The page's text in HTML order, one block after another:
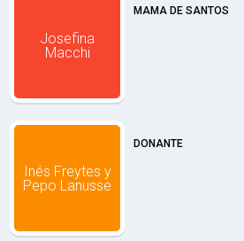
Josefina
Macchi
MAMA DE SANTOS
Inés Freytes y
Pepo Lanusse
DONANTE